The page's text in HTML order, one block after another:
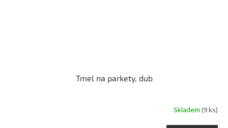
Tmel na parkety, dub
Skladem (9 ks)